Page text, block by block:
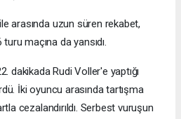
arasında uzun süren rekabet,
maçına da yansıdı.
dakikada Rudi Voller'e yaptığı
İki oyuncu arasında tartışma
cezalandırıldı. Serbest vuruşun